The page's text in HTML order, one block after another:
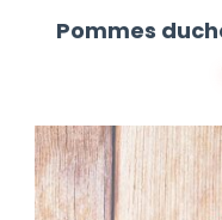
Pommes